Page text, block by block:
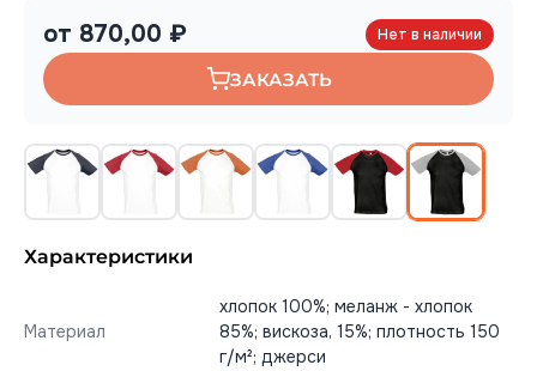
от 870,00 ₽ Нет в наличии
ЗАКАЗАТЬ
Характеристики
Материал
хлопок 100%; меланж - хлопок
85%; вискоза, 15%; плотность 150
г/м²; джерси